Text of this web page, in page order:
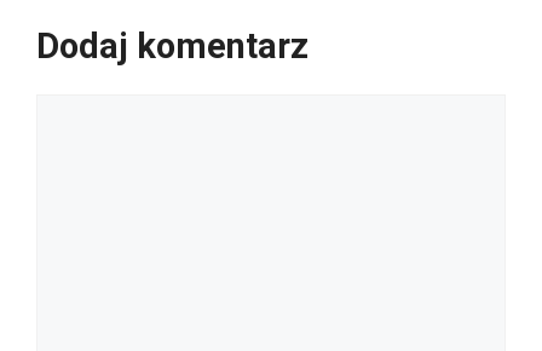
Dodaj komentarz